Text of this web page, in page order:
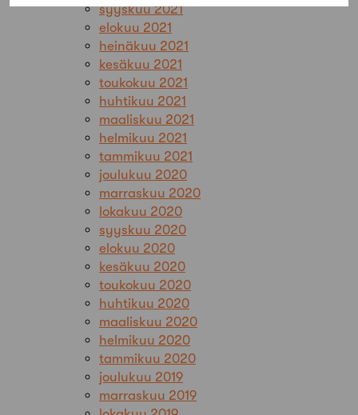
syyskuu 2021
elokuu 2021
heinäkuu 2021
kesäkuu 2021
toukokuu 2021
huhtikuu 2021
maaliskuu 2021
helmikuu 2021
tammikuu 2021
joulukuu 2020
marraskuu 2020
lokakuu 2020
syyskuu 2020
elokuu 2020
kesäkuu 2020
toukokuu 2020
huhtikuu 2020
maaliskuu 2020
helmikuu 2020
tammikuu 2020
joulukuu 2019
marraskuu 2019